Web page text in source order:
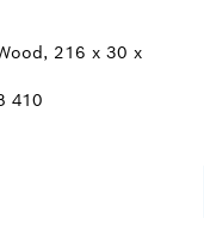
216 x 30 x
410